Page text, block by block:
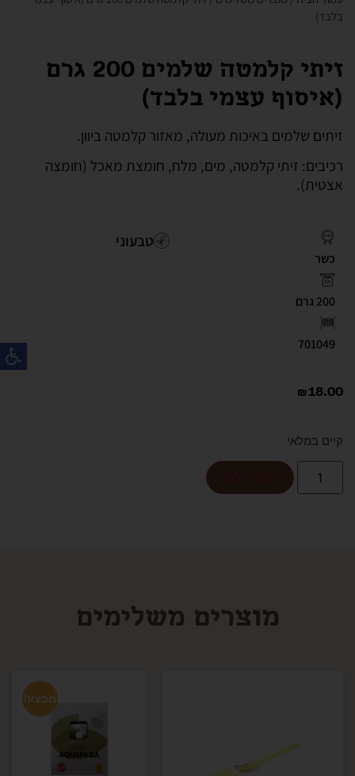
בלבד)
זיתי קלמטה שלמים 200 גרם
(איסוף עצמי בלבד)
זיתים שלמים באיכות מעולה, מאזור קלמטה ביוון.
רכיבים: זיתי קלמטה, מים, מלח, חומצת מאכל (חומצה
אצטית).
כשר
200 גרם
701049
טבעוני
₪18.00
קיים במלאי
מוצרים משלימים
מבצע!